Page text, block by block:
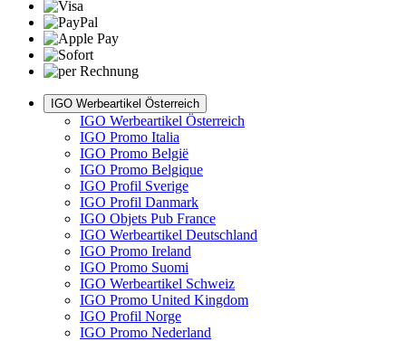
IGO Werbeartikel Österreich
IGO Werbeartikel Österreich
IGO Promo Italia
IGO Promo België
IGO Promo Belgique
IGO Profil Sverige
IGO Profil Danmark
IGO Objets Pub France
IGO Werbeartikel Deutschland
IGO Promo Ireland
IGO Promo Suomi
IGO Werbeartikel Schweiz
IGO Promo United Kingdom
IGO Profil Norge
IGO Promo Nederland